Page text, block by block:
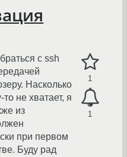
1
1
с ssh
Насколько
не хватает, я
из
при первом
Буду рад